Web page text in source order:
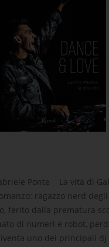
Ponte La vita di
ragazzo nerd
ferito dalla prematura
di numeri e robot,
uno dei principali dj